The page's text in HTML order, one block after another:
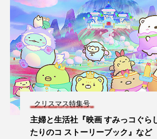
クリスマス特集号
主婦と生活社『映画 すみっコぐら
たりのコ ストーリーブック』など